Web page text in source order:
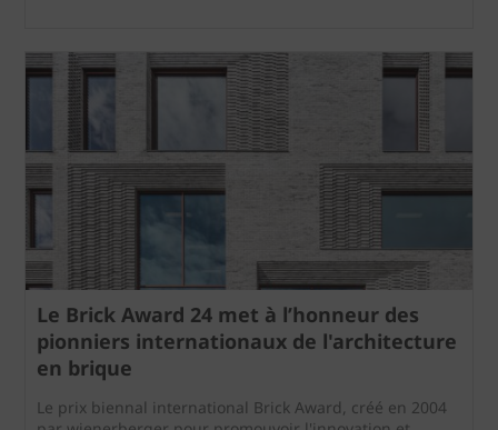
Le Brick Award 24 met à l’honneur des
pionniers internationaux de l'architecture
en brique
Le prix biennal international Brick Award, créé en 2004